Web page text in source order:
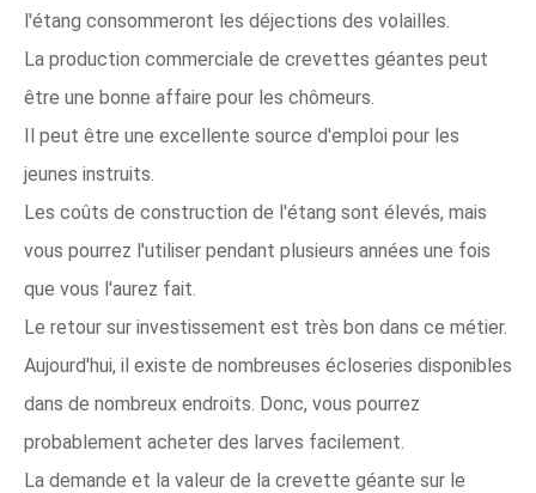
l'étang consommeront les déjections des volailles.
La production commerciale de crevettes géantes peut
être une bonne affaire pour les chômeurs.
Il peut être une excellente source d'emploi pour les
jeunes instruits.
Les coûts de construction de l'étang sont élevés, mais
vous pourrez l'utiliser pendant plusieurs années une fois
que vous l'aurez fait.
Le retour sur investissement est très bon dans ce métier.
Aujourd'hui, il existe de nombreuses écloseries disponibles
dans de nombreux endroits. Donc, vous pourrez
probablement acheter des larves facilement.
La demande et la valeur de la crevette géante sur le